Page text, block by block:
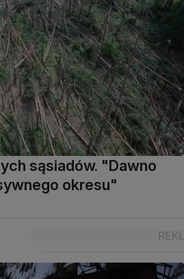
sąsiadów. "Dawno
okresu"